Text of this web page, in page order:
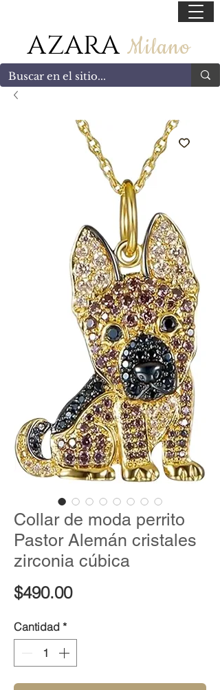
AZARA Milano
Collar de moda perrito
Pastor Alemán cristales
zirconia cúbica
$490.00Precio
Cantidad *